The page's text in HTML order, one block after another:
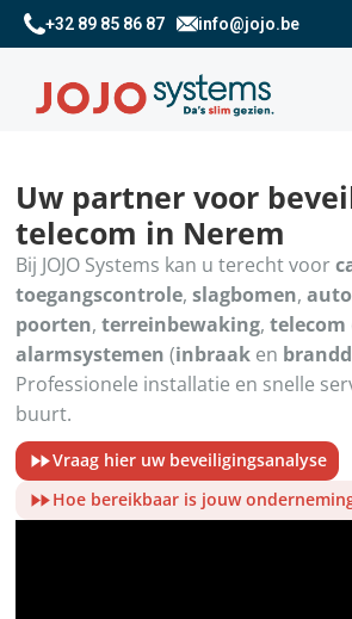
+32 89 85 86 87 info@jojo.be
Uw partner voor
telecom in Nerem
Bij JOJO Systems kan u terecht voor
toegangscontrole,slagbomen,
poorten,terreinbewaking,telecom
alarmsystemen (inbraak en
Professionele installatie en snelle
buurt.
Vraag hier uw beveiligingsanalyse
Hoe bereikbaar is jouw